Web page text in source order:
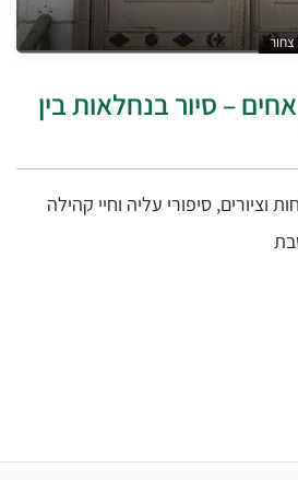
– סיור בנחלאות בין
וציורים, סיפורי עליה וחיי קהילה